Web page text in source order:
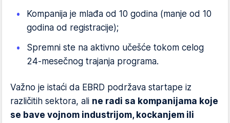
Kompanija je mlađa od 10 godina (manje od 10
godina od registracije);
Spremni ste na aktivno učešće tokom celog
24-mesečnog trajanja programa.
Važno je istaći da EBRD podržava startape iz
različitih sektora, ali ne radi sa kompanijama koje
se bave vojnom industrijom, kockanjem ili